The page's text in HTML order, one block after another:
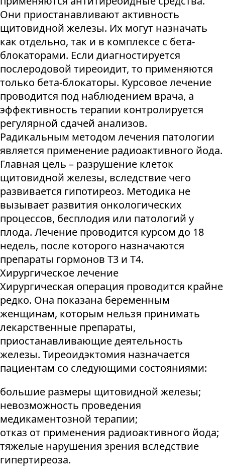
Они приостанавливают активность
щитовидной железы. Их могут назначать
как отдельно, так и в комплексе с бета-
блокаторами. Если диагностируется
послеродовой тиреоидит, то применяются
только бета-блокаторы. Курсовое лечение
проводится под наблюдением врача, а
эффективность терапии контролируется
регулярной сдачей анализов.
Радикальным методом лечения патологии
является применение радиоактивного йода.
Главная цель – разрушение клеток
щитовидной железы, вследствие чего
развивается гипотиреоз. Методика не
вызывает развития онкологических
процессов, бесплодия или патологий у
плода. Лечение проводится курсом до 18
недель, после которого назначаются
препараты гормонов Т3 и Т4.
Хирургическое лечение
Хирургическая операция проводится крайне
редко. Она показана беременным
женщинам, которым нельзя принимать
лекарственные препараты,
приостанавливающие деятельность
железы. Тиреоидэктомия назначается
пациентам со следующими состояниями:
большие размеры щитовидной железы;
невозможность проведения
медикаментозной терапии;
отказ от применения радиоактивного йода;
тяжелые нарушения зрения вследствие
гипертиреоза.